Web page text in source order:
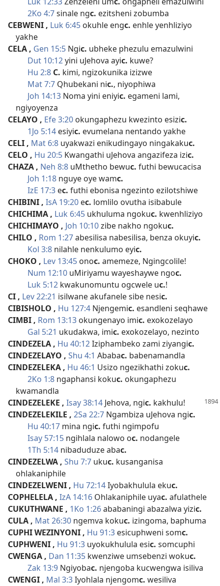
2Ko 4:7sinale ngc. ezitsheni zobumba
CEBWENI , Luk 6:45 okuhle engc. enhle yenhliziyo
yakhe
CELA , Gen 15:5 Ngic. ubheke phezulu emazulwini
Dut 10:12yini uJehova ayic. kuwe?
Hu 2:8 C. kimi, ngizokunika izizwe
Mat 7:7 Qhubekani nic., niyophiwa
Joh 14:13 Noma yini eniyic. egameni lami,
ngiyoyenza
CELAYO , Efe 3:20 okungaphezu kwezinto esizic.
1Jo 5:14 esiyic. evumelana nentando yakhe
CELI , Mat 6:8 uyakwazi enikudingayo ningakakuc.
CELO , Hu 20:5 Kwangathi uJehova angazifeza izic.
CHAZA , Neh 8:8 uMthetho bewuc. futhi bewucacisa
Joh 1:18 nguye oye wamc.
IzE 17:3 ec. futhi ebonisa ngezinto ezilotshiwe
CHIBINI , IsA 19:20 ec. lomlilo ovutha isibabule
CHICHIMA , Luk 6:45 ukhuluma ngokuc. kwenhliziyo
CHICHIMAYO , Joh 10:10zibe nakho ngokuc.
CHILO , Rom 1:27abesilisa nabesilisa, benza okuyic.
Kol 3:8 nilahle nenkulumo eyic.
CHOKO , Lev 13:45 onoc. amemeze, Ngingcolile!
Num 12:10 uMiriyamu wayeshaywe ngoc.
Luk 5:12 kwakunomuntu ogcwele uc.!
CI , Lev 22:21 isilwane akufanele sibe nesic.
CIBISHOLO , Hu 127:4 Njengemic. esandleni seqhawe
CIMBI , Rom 13:13 okungenayo imic. exokozelayo
Gal 5:21 ukudakwa, imic. exokozelayo, nezinto
CINDEZELA , Hu 40:12Iziphambeko zami ziyangic.
CINDEZELAYO , Shu 4:1 Ababac. babenamandla
CINDEZELEKA , Hu 46:1 Usizo ngezikhathi zokuc.
2Ko 1:8 ngaphansi kokuc. okungaphezu
kwamandla
CINDEZELEKE , Isay 38:14 Jehova, ngic. kakhulu!
CINDEZELEKILE , 2Sa 22:7 Ngambiza uJehova ngic.
Hu 40:17 mina ngic. futhi ngimpofu
Isay 57:15 ngihlala nalowo oc. nodangele
1Th 5:14 nibaduduze abac.
CINDEZELWA , Shu 7:7 ukuc. kusanganisa
ohlakaniphile
CINDEZELWENI , Hu 72:14Iyobakhulula ekuc.
COPHELELA , IzA 14:16 Ohlakaniphile uyac. afulathele
CUKUTHWANE , 1Ko 1:26ababaningi abazalwa yizic.
CULA , Mat 26:30 ngemva kokuc. izingoma, baphuma
CUPHI WEZINYONI , Hu 91:3 esicuphweni somc.
CUPHWENI , Hu 91:3 uyokukhulula esic. somcuphi
CWENGA , Dan 11:35 kwenziwe umsebenzi wokuc.
Zak 13:9 Ngiyobac. njengoba kucwengwa isiliva
CWENGI , Mal 3:3Iyohlala njengomc. wesiliva